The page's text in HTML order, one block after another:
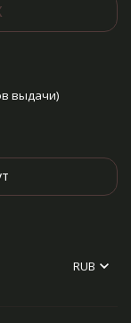
выдачи)
RUB